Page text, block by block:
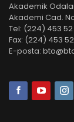
Akademik
Akademi Cad.
Tel: (224) 453 52
Fax: (224) 453
E-posta: